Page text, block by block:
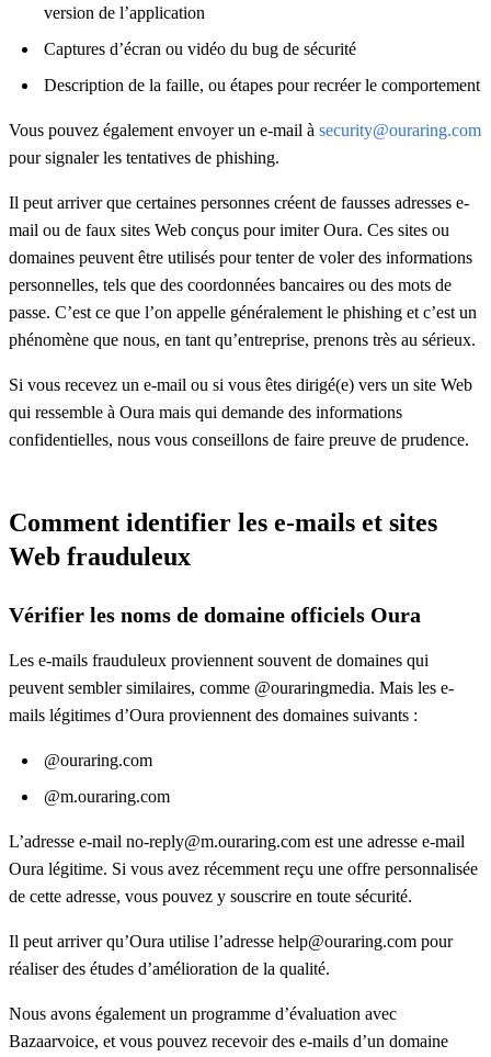
version de l’application
Captures d’écran ou vidéo du bug de sécurité
Description de la faille, ou étapes pour recréer le comportement
Vous pouvez également envoyer un e-mail à security@ouraring.com
pour signaler les tentatives de phishing.
Il peut arriver que certaines personnes créent de fausses adresses e-
mail ou de faux sites Web conçus pour imiter Oura. Ces sites ou
domaines peuvent être utilisés pour tenter de voler des informations
personnelles, tels que des coordonnées bancaires ou des mots de
passe. C’est ce que l’on appelle généralement le phishing et c’est un
phénomène que nous, en tant qu’entreprise, prenons très au sérieux.
Si vous recevez un e-mail ou si vous êtes dirigé(e) vers un site Web
qui ressemble à Oura mais qui demande des informations
confidentielles, nous vous conseillons de faire preuve de prudence.
Comment identifier les e-mails et sites
Web frauduleux
Vérifier les noms de domaine officiels Oura
Les e-mails frauduleux proviennent souvent de domaines qui
peuvent sembler similaires, comme @ouraringmedia. Mais les e-
mails légitimes d’Oura proviennent des domaines suivants :
@ouraring.com
@m.ouraring.com
L’adresse e-mail no-reply@m.ouraring.com est une adresse e-mail
Oura légitime. Si vous avez récemment reçu une offre personnalisée
de cette adresse, vous pouvez y souscrire en toute sécurité.
Il peut arriver qu’Oura utilise l’adresse help@ouraring.com pour
réaliser des études d’amélioration de la qualité.
Nous avons également un programme d’évaluation avec
Bazaarvoice, et vous pouvez recevoir des e-mails d’un domaine